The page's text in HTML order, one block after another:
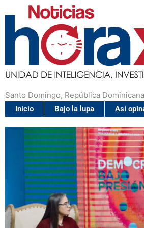
Santo Domingo, República
Inicio Bajo la lupa Así